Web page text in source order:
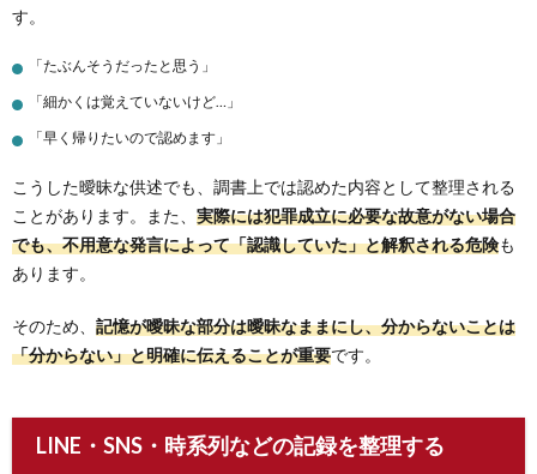
す。
「たぶんそうだったと思う」
「細かくは覚えていないけど…」
「早く帰りたいので認めます」
こうした曖昧な供述でも、調書上では認めた内容として整理される
ことがあります。また、 実際には犯罪成立に必要な故意がない場合
でも、不用意な発言によって「認識していた」と解釈される危険も
あります。
そのため、 記憶が曖昧な部分は曖昧なままにし、分からないことは
「分からない」と明確に伝えることが重要です。
LINE・SNS・時系列などの記録を整理する